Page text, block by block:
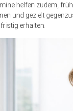
helfen zudem,
und gezielt
erhalten.